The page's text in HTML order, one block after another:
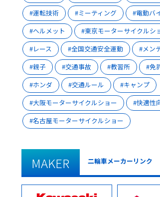
運転技術
ミーティング
電動バ
ヘルメット
東京モーターサイクルシ
レース
全国交通安全運動
メン
親子
交通事故 教習所
免
ホンダ
交通ルール
キャンプ
大阪モーターサイクルショー
快適性
名古屋モーターサイクルショー
MAKER 二輪車メーカーリンク